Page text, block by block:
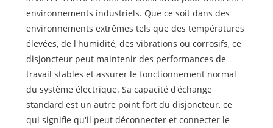
environnements industriels. Que ce soit dans des
environnements extrêmes tels que des températures
élevées, de l'humidité, des vibrations ou corrosifs, ce
disjoncteur peut maintenir des performances de
travail stables et assurer le fonctionnement normal
du système électrique. Sa capacité d'échange
standard est un autre point fort du disjoncteur, ce
qui signifie qu'il peut déconnecter et connecter le